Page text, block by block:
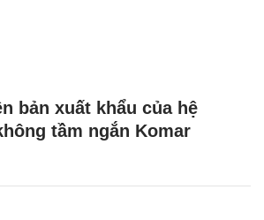
bản xuất khẩu của hệ
tầm ngắn Komar